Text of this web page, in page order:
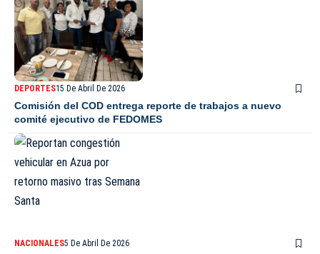
DEPORTES15 De Abril De 2026
Comisión del COD entrega reporte de trabajos a nuevo
comité ejecutivo de FEDOMES
NACIONALES5 De Abril De 2026